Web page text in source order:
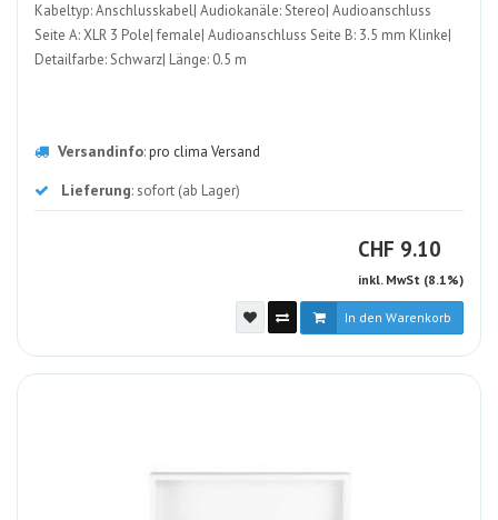
Kabeltyp: Anschlusskabel| Audiokanäle: Stereo| Audioanschluss
Seite A: XLR 3 Pole| female| Audioanschluss Seite B: 3.5 mm Klinke|
Detailfarbe: Schwarz| Länge: 0.5 m
Versandinfo:pro clima Versand
Lieferung: sofort (ab Lager)
CHF CHF
9.10
inkl. MwSt (8.1%)
In den Warenkorb